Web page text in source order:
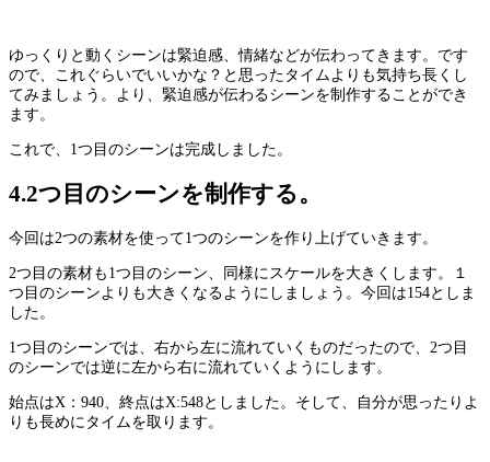
ゆっくりと動くシーンは緊迫感、情緒などが伝わってきます。です
ので、これぐらいでいいかな？と思ったタイムよりも気持ち長くし
てみましょう。より、緊迫感が伝わるシーンを制作することができ
ます。
これで、1つ目のシーンは完成しました。
4.2つ目のシーンを制作する。
今回は2つの素材を使って1つのシーンを作り上げていきます。
2つ目の素材も1つ目のシーン、同様にスケールを大きくします。１
つ目のシーンよりも大きくなるようにしましょう。今回は154としま
した。
1つ目のシーンでは、右から左に流れていくものだったので、2つ目
のシーンでは逆に左から右に流れていくようにします。
始点はX：940、終点はX:548としました。そして、自分が思ったりよ
りも長めにタイムを取ります。